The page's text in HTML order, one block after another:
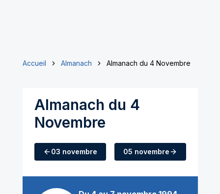
Accueil Almanach Almanach du 4 Novembre
Almanach du 4
Novembre
03 novembre 05 novembre